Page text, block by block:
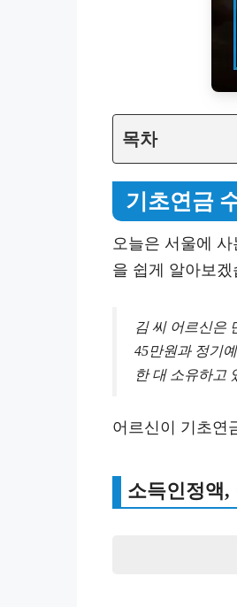
목차
기초연금
오늘은 서울에
을 쉽게 알아보겠
김 씨 어르신은
45만원과 정기
한 대 소유하고
어르신이 기초연
소득인정액,